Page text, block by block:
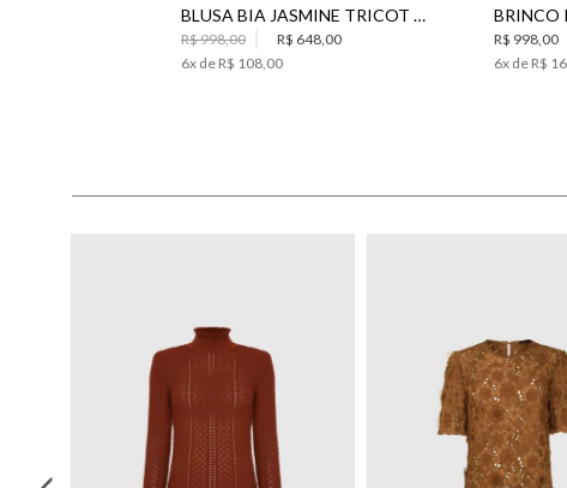
BLUSA BIA JASMINE TRICOT BO.BÔ FEMININA
R$ 998,00
R$ 648,00
6x de R$ 108,00
R$ 998,00
6x de R$